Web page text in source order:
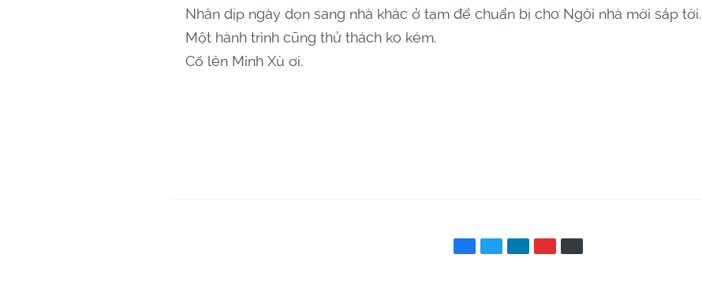
Nhân dịp ngày dọn sang nhà khác ở tạm để chuẩn bị cho Ngôi nhà mới sắp tới.
Một hành trình cũng thử thách ko kém.
Cố lên Minh Xù ơi.